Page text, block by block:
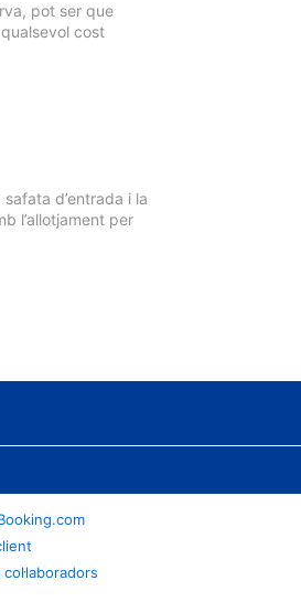
pot ser que
cost
d’entrada i la
l’allotjament per